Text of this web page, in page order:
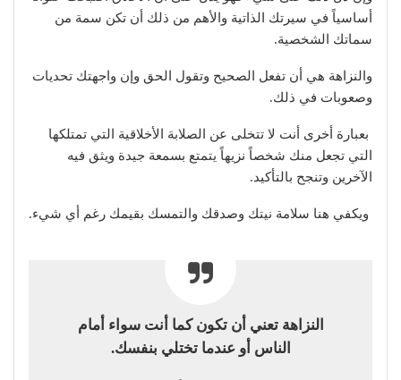
أساسياً في سيرتك الذاتية والأهم من ذلك أن تكن سمة من
سماتك الشخصية.
والنزاهة هي أن تفعل الصحيح وتقول الحق وإن واجهتك تحديات
وصعوبات في ذلك.
بعبارة أخرى أنت لا تتخلى عن الصلابة الأخلاقية التي تمتلكها
التي تجعل منك شخصاً نزيهاً يتمتع بسمعة جيدة ويثق فيه
الآخرين وتنجح بالتأكيد.
ويكفي هنا سلامة نيتك وصدقك والتمسك بقيمك رغم أي شيء.
النزاهة تعني أن تكون كما أنت سواء أمام
الناس أو عندما تختلي بنفسك.